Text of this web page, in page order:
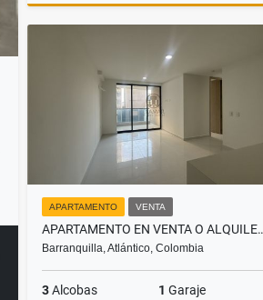
$630.000.000
APARTAMENTO VENTA
APARTAMENTO EN
Barranquilla, Atlántico, Colombia
3Alcobas 1 Garaje